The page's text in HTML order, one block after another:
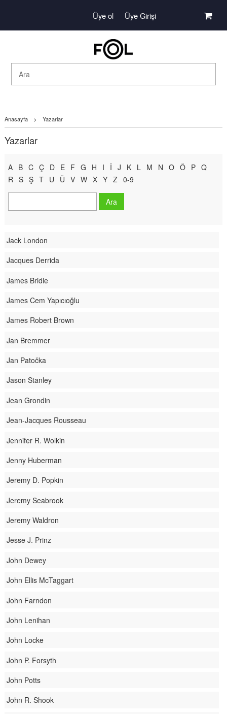
Üye ol Üye Girişi
Anasayfa > Yazarlar
Yazarlar
A B C Ç D E F G H I İ J K L M N O Ö P Q
R S Ş T U Ü V W X Y Z 0-9
Jack London
Jacques Derrida
James Bridle
James Cem Yapıcıoğlu
James Robert Brown
Jan Bremmer
Jan Patočka
Jason Stanley
Jean Grondin
Jean-Jacques Rousseau
Jennifer R. Wolkin
Jenny Huberman
Jeremy D. Popkin
Jeremy Seabrook
Jeremy Waldron
Jesse J. Prinz
John Dewey
John Ellis McTaggart
John Farndon
John Lenihan
John Locke
John P. Forsyth
John Potts
John R. Shook